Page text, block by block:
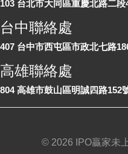
103 台北市大同區重慶北路二段
台中聯絡處
407 台中市西屯區市政北七路
高雄聯絡處
804 高雄市鼓山區明誠四路152
© 2026 IPO贏家未